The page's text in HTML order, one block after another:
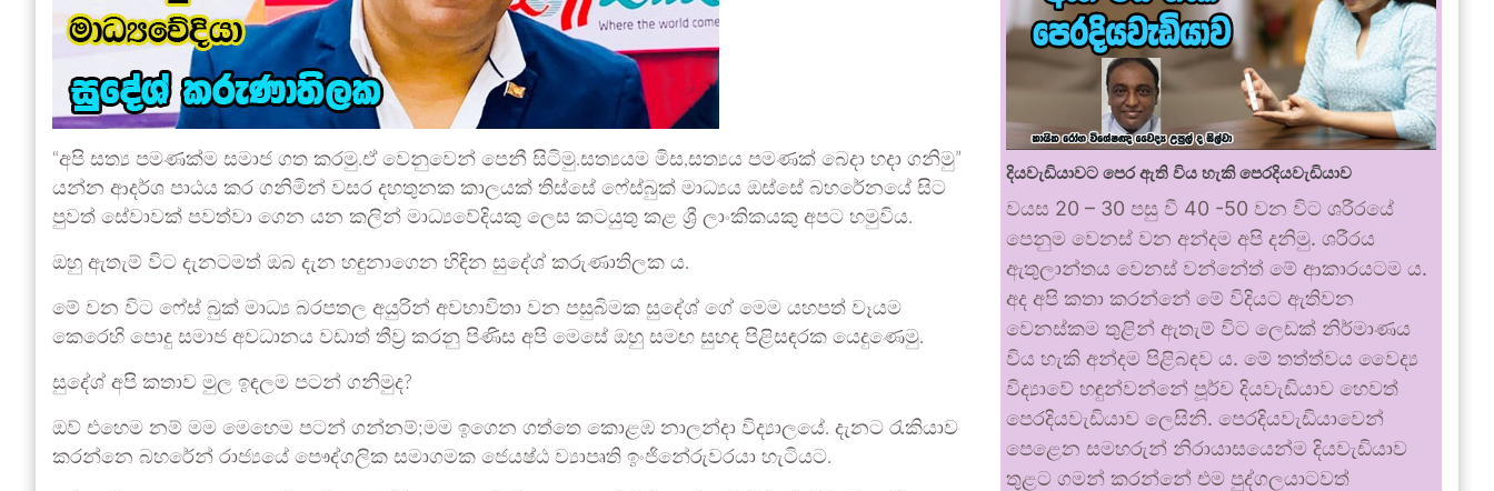
“අපි සත්‍ය පමණක්ම සමාජ ගත කරමු.ඒ වෙනුවෙන් පෙනී සිටිමු.සත්‍යයම මිස,සත්‍යය පමණක් බෙදා හදා ගනිමු”
යන්න ආදර්ශ පාඨය කර ගනිමින් වසර දහතුනක කාලයක් තිස්සේ ෆේස්බුක් මාධ්‍යය ඔස්සේ බහරේනයේ සිට
පුවත් සේවාවක් පවත්වා ගෙන යන කලින් මාධ්‍යවේදියකු ලෙස කටයුතු කළ ශ්‍රී ලාංකිකයකු අපට හමුවිය.
ඔහු ඇතැම් විට දැනටමත් ඔබ දැන හඳුනාගෙන හිඳින සුදේශ් කරුණාතිලක ය.
මේ වන විට ෆේස් බුක් මාධ්‍ය බරපතල අයුරින් අවභාවිතා වන පසුබිමක සුදේශ් ගේ මෙම යහපත් වෑයම
කෙරෙහි පොදු සමාජ අවධානය වඩාත් තීව්‍ර කරනු පිණිස අපි මෙසේ ඔහු සමඟ සුහද පිළිසඳරක යෙදුණෙමු.
සුදේශ් අපි කතාව මුල ඉඳලම පටන් ගනිමුද?
ඔව් එහෙම නම් මම මෙහෙම පටන් ගන්නම්;මම ඉගෙන ගත්තෙ කොළඹ නාලන්දා විද්‍යාලයේ. දැනට රැකියාව
කරන්නෙ බහරේන් රාජ්‍යයේ පෞද්ගලික සමාගමක ජෙ‍යෂ්ඨ ව්‍යාපෘති ඉංජිනේරුවරයා හැටියට.
දියවැඩියාවට පෙර ඇති විය හැකි පෙරදියවැඩියාව
වයස 20 – 30 පසු වී 40 -50 වන විට ශරීරයේ
පෙනුම වෙනස් වන අන්දම අපි දනිමු. ශරීරය
ඇතුලාන්තය වෙනස් වන්නේත් මේ ආකාරයටම ය.
අද අපි කතා කරන්නේ මේ විදියට ඇතිවන
වෙනස්කම තුළින් ඇතැම් විට ලෙඩක් නිර්මාණය
විය හැකි අන්දම පිළිබඳව ය. මේ තත්ත්වය වෛද්‍ය
විද්‍යාවේ හඳුන්වන්නේ පූර්ව දියවැඩියාව හෙවත්
පෙරදියවැඩියාව ලෙසිනි. පෙරදියවැඩියාවෙන්
පෙළෙන සමහරුන් නිරායාසයෙන්ම දියවැඩියාව
තුළට ගමන් කරන්නේ එම පුද්ගලයාටවත්